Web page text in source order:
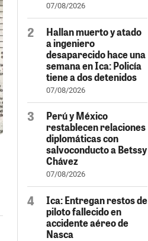
07/08/2026
Hallan muerto y atado
a ingeniero
desaparecido hace una
semana en Ica: Policía
tiene a dos detenidos
07/08/2026
Perú y México
restablecen relaciones
diplomáticas con
salvoconducto a Betssy
Chávez
07/08/2026
Ica: Entregan restos de
piloto fallecido en
accidente aéreo de
Nasca